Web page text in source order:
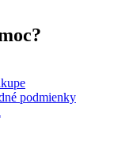
podmienky